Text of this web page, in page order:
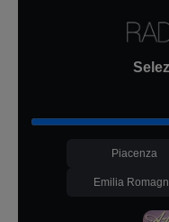
Piacenza
Emilia